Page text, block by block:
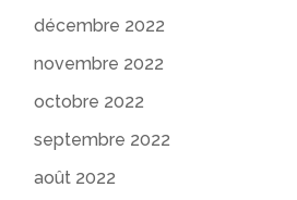
décembre 2022
novembre 2022
octobre 2022
septembre 2022
août 2022